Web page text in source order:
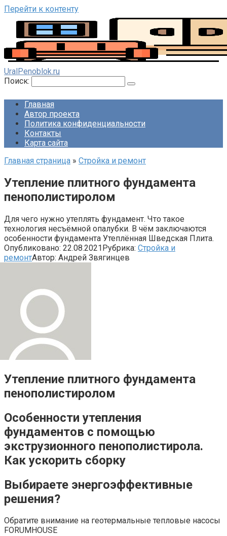
Перейти к контенту
UralPenoblok.ru
Поиск:
Главная
Автор проекта
Политика конфиденциальности
Контакты
Карта сайта
Главная страница » Стройка и ремонт
Утепление плитного фундамента
пенополистиролом
Для чего нужно утеплять фундамент. Что такое
технология несъёмной опалубки. В чём заключаются
особенности фундамента Утеплённая Шведская Плита.
Опубликовано: 22.08.2021Рубрика: Стройка и
ремонтАвтор: Андрей Звягинцев
Утепление плитного фундамента
пенополистиролом
Особенности утепления
фундаментов с помощью
экструзионного пенополистирола.
Как ускорить сборку
Выбираете энергоэффективные
решения?
Обратите внимание на геотермальные тепловые насосы
FORUMHOUSE